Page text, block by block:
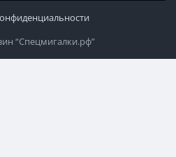
“Спецмигалки.рф”